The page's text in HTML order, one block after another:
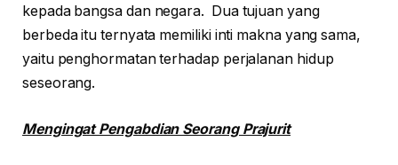
kepada bangsa dan negara. Dua tujuan yang
berbeda itu ternyata memiliki inti makna yang sama,
yaitu penghormatan terhadap perjalanan hidup
seseorang.
Mengingat Pengabdian Seorang Prajurit